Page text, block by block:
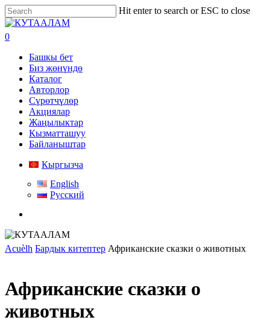
Skip
to
main
content
Hit enter to search or ESC to close
Close
Search
search
0
Башкы бет
Биз жөнүндө
Каталог
Авторлор
Сүрөтчүлөр
Акциялар
Жаңылыктар
Кызматташуу
Байланыштар
Кыргызча
English
Русский
Acuèlh Бардык китептер Африканские сказки о животных
Африканские сказки о
животных